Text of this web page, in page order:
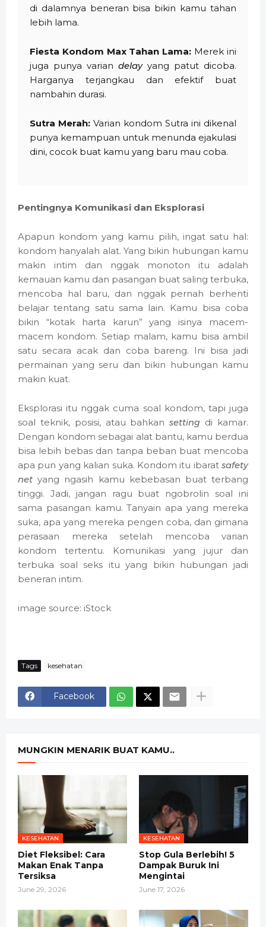
di dalamnya beneran bisa bikin kamu tahan
lebih lama.
Fiesta Kondom Max Tahan Lama: Merek ini
juga punya varian delayyang patut dicoba.
Harganya terjangkau dan efektif buat
nambahin durasi.
Sutra Merah: Varian kondom Sutra ini dikenal
punya kemampuan untuk menunda ejakulasi
dini, cocok buat kamu yang baru mau coba.
Pentingnya Komunikasi dan Eksplorasi
Apapun kondom yang kamu pilih, ingat satu hal:
kondom hanyalah alat. Yang bikin hubungan kamu
makin intim dan nggak monoton itu adalah
kemauan kamu dan pasangan buat saling terbuka,
mencoba hal baru, dan nggak pernah berhenti
belajar tentang satu sama lain. Kamu bisa coba
bikin “kotak harta karun” yang isinya macem-
macem kondom. Setiap malam, kamu bisa ambil
satu secara acak dan coba bareng. Ini bisa jadi
permainan yang seru dan bikin hubungan kamu
makin kuat.
Eksplorasi itu nggak cuma soal kondom, tapi juga
soal teknik, posisi, atau bahkansetting di kamar.
Dengan kondom sebagai alat bantu, kamu berdua
bisa lebih bebas dan tanpa beban buat mencoba
apa pun yang kalian suka. Kondom itu ibarat safety
net yang ngasih kamu kebebasan buat terbang
tinggi. Jadi, jangan ragu buat ngobrolin soal ini
sama pasangan kamu. Tanyain apa yang mereka
suka, apa yang mereka pengen coba, dan gimana
perasaan mereka setelah mencoba varian
kondom tertentu. Komunikasi yang jujur dan
terbuka soal seks itu yang bikin hubungan jadi
beneran intim.
image source: iStock
Tags kesehatan
Facebook
MUNGKIN MENARIK BUAT KAMU..
KESEHATAN
Diet Fleksibel: Cara
Makan Enak Tanpa
Tersiksa
June 29, 2026
KESEHATAN
Stop Gula Berlebih! 5
Dampak Buruk Ini
Mengintai
June 17, 2026